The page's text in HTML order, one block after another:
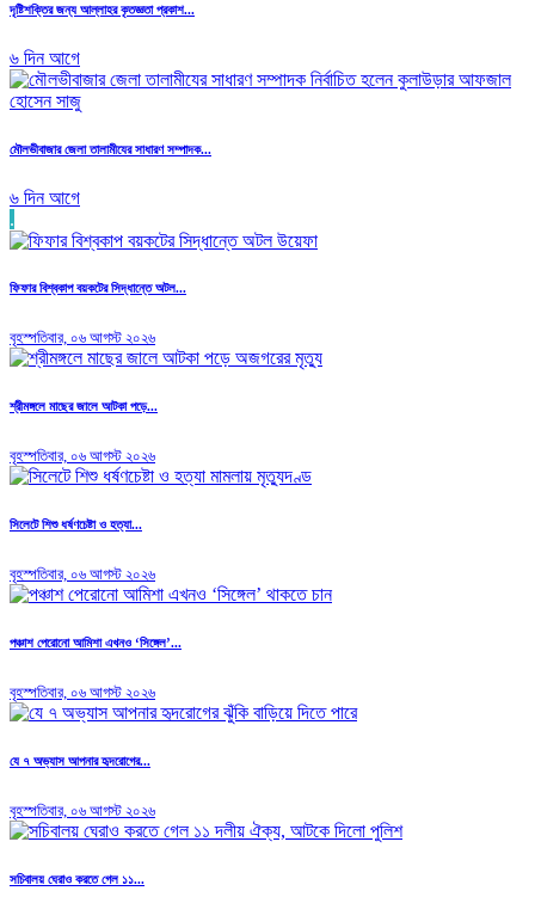
দৃষ্টিশক্তির জন্য আল্লাহর কৃতজ্ঞতা প্রকাশ...
৬ দিন আগে
মৌলভীবাজার জেলা তালামীযের সাধারণ সম্পাদক...
৬ দিন আগে
.
ফিফার বিশ্বকাপ বয়কটের সিদ্ধান্তে অটল...
বৃহস্পতিবার, ০৬ আগস্ট ২০২৬
শ্রীমঙ্গলে মাছের জালে আটকা পড়ে...
বৃহস্পতিবার, ০৬ আগস্ট ২০২৬
সিলেটে শিশু ধর্ষণচেষ্টা ও হত্যা...
বৃহস্পতিবার, ০৬ আগস্ট ২০২৬
পঞ্চাশ পেরোনো আমিশা এখনও ‘সিঙ্গেল’...
বৃহস্পতিবার, ০৬ আগস্ট ২০২৬
যে ৭ অভ্যাস আপনার হৃদরোগের...
বৃহস্পতিবার, ০৬ আগস্ট ২০২৬
সচিবালয় ঘেরাও করতে গেল ১১...